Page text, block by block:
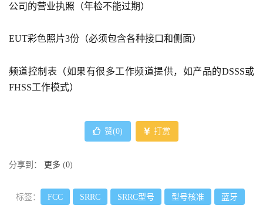
公司的营业执照（年检不能过期）
EUT彩色照片3份（必须包含各种接口和侧面）
频道控制表（如果有很多工作频道提供，如产品的DSSS或
FHSS工作模式）
赞(0) 打赏
分享到： 更多 (0)
标签： FCC SRRC SRRC型号 型号核准 蓝牙